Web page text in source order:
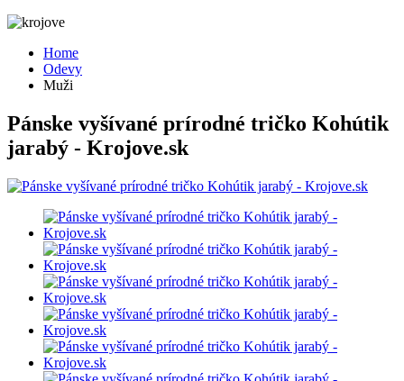
Home
Odevy
Muži
Pánske vyšívané prírodné tričko Kohútik
jarabý - Krojove.sk